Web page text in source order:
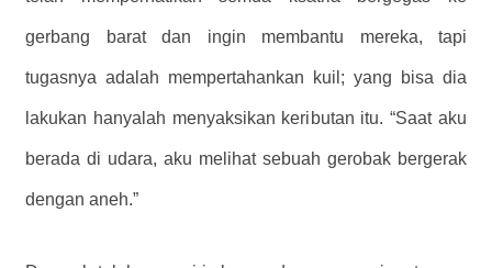
gerbang barat dan ingin membantu mereka, tapi
tugasnya adalah mempertahankan kuil; yang bisa dia
lakukan hanyalah menyaksikan keributan itu. “Saat aku
berada di udara, aku melihat sebuah gerobak bergerak
dengan aneh.”